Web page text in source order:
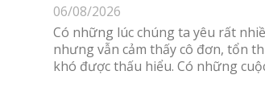
06/08/2026
Có những lúc chúng ta yêu rất
nhưng vẫn cảm thấy cô đơn, tổn
khó được thấu hiểu. Có những